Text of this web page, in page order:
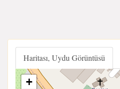
Haritası, Uydu Görüntüsü
+